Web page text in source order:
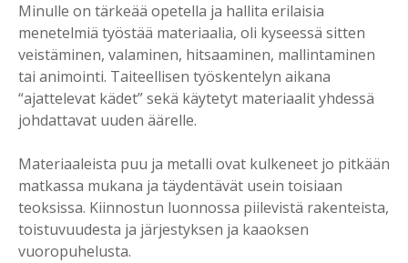
Minulle on tärkeää opetella ja hallita erilaisia
menetelmiä työstää materiaalia, oli kyseessä sitten
veistäminen, valaminen, hitsaaminen, mallintaminen
tai animointi. Taiteellisen työskentelyn aikana
“ajattelevat kädet” sekä käytetyt materiaalit yhdessä
johdattavat uuden äärelle.
Materiaaleista puu ja metalli ovat kulkeneet jo pitkään
matkassa mukana ja täydentävät usein toisiaan
teoksissa. Kiinnostun luonnossa piilevistä rakenteista,
toistuvuudesta ja järjestyksen ja kaaoksen
vuoropuhelusta.